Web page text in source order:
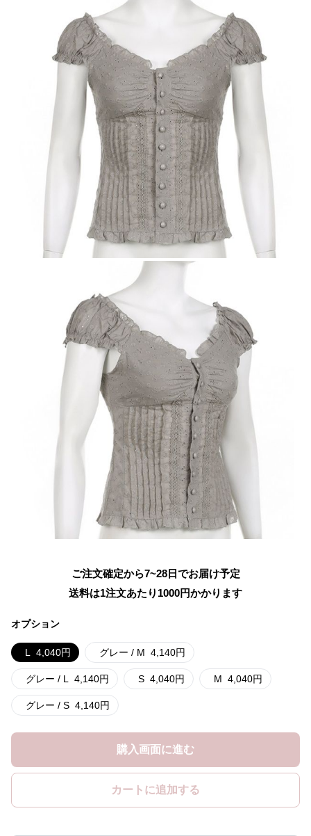
ご注文確定から7~28日でお届け予定
送料は1注文あたり 1000円かかります
オプション
L 4,040円 グレー / M 4,140円
グレー / L 4,140円 S 4,040円 M 4,040円
グレー / S 4,140円
購入画面に進む
カートに追加する